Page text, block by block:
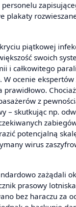
plakaty
piątkowej
swoich
i całkowitego
ocenie ekspertów
prawidłowo.
z
– skutkując np.
potencjalną
wirus
zażądali
prasowy
bez haraczu za